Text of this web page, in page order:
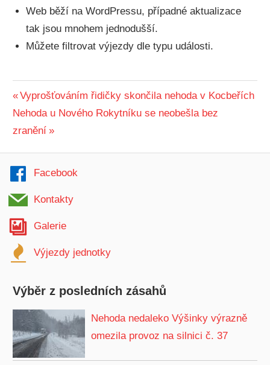
Web běží na WordPressu, případné aktualizace
tak jsou mnohem jednodušší.
Můžete filtrovat výjezdy dle typu události.
AKTUÁLNĚ
Navigace
pro
Předchozí
příspěvek:
Vyprošťováním řidičky skončila nehoda v Kocbeřích
Další
příspěvek:
Nehoda u Nového Rokytníku se neobešla bez
zranění
Facebook
Kontakty
Galerie
Výjezdy jednotky
Výběr z posledních zásahů
Nehoda nedaleko Výšinky výrazně
omezila provoz na silnici č. 37